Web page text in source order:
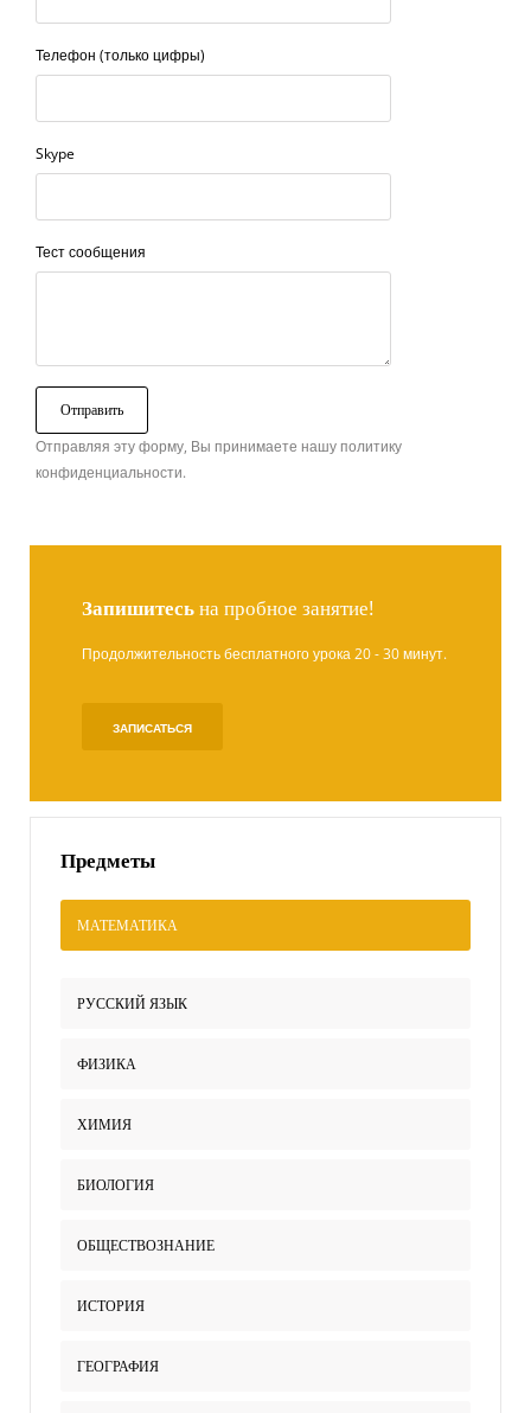
Телефон (только цифры)
Skype
Тест сообщения
Отправляя эту форму, Вы принимаете нашу политику
конфиденциальности.
Запишитесьна пробное занятие!
Продолжительность бесплатного урока 20 - 30 минут.
ЗАПИСАТЬСЯ
Предметы
МАТЕМАТИКА
РУССКИЙ ЯЗЫК
ФИЗИКА
ХИМИЯ
БИОЛОГИЯ
ОБЩЕСТВОЗНАНИЕ
ИСТОРИЯ
ГЕОГРАФИЯ